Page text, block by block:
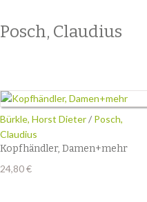
Posch, Claudius
Bürkle, Horst Dieter/ Posch,
Claudius
Kopfhändler, Damen+mehr
24,80€